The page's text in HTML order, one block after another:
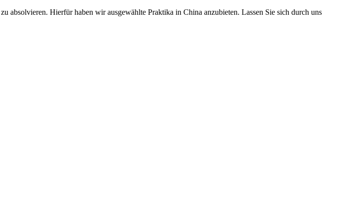
absolvieren. Hierfür haben wir ausgewählte Praktika in China anzubieten. Lassen Sie sich durch uns